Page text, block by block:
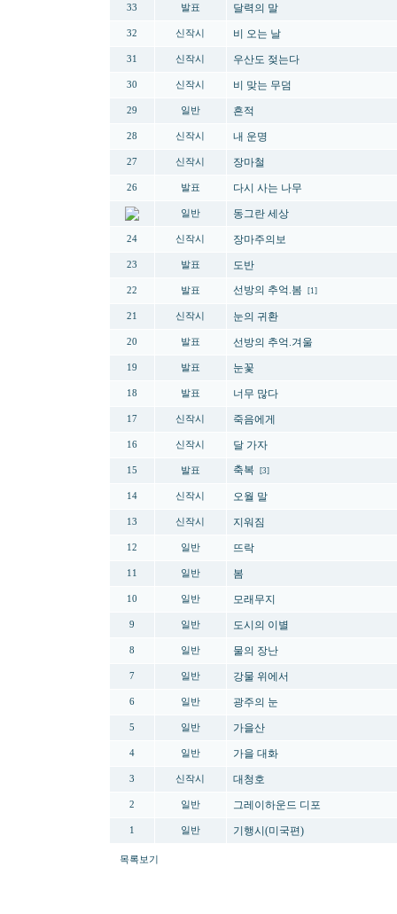
33 발표 달력의 말
32 신작시 비 오는 날
31 신작시 우산도 젖는다
30 신작시 비 맞는 무덤
29 일반 흔적
28 신작시 내 운명
27 신작시 장마철
26 발표 다시 사는 나무
일반 동그란 세상
24 신작시 장마주의보
23 발표 도반
22 발표 선방의 추억.봄 [1]
21 신작시 눈의 귀환
20 발표 선방의 추억.겨울
19 발표 눈꽃
18 발표 너무 많다
17 신작시 죽음에게
16 신작시 달 가자
15 발표 축복 [3]
14 신작시 오월 말
13 신작시 지워짐
12 일반 뜨락
11 일반 봄
10 일반 모래무지
9 일반 도시의 이별
8 일반 물의 장난
7 일반 강물 위에서
6 일반 광주의 눈
5 일반 가을산
4 일반 가을 대화
3 신작시 대청호
2 일반 그레이하운드 디포
1 일반 기행시(미국편)
목록보기